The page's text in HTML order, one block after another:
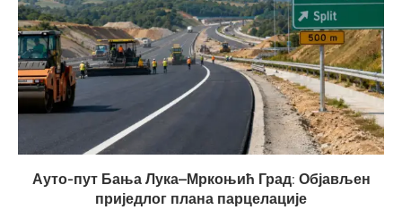
Ауто-пут Бања Лука–Мркоњић Град: Објављен
приједлог плана парцелације